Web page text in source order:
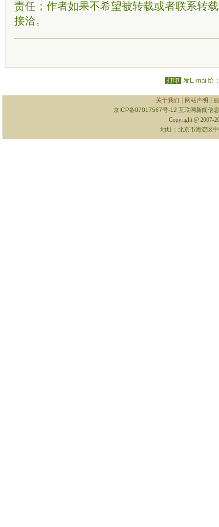
责任；作者如果不希望被转载或者联系转
接洽。
打印 发E-mail给
关于我们 网站声明
京ICP备07017567号-12 互联网新闻信
Copyright @ 2007-
地址：北京市海淀区